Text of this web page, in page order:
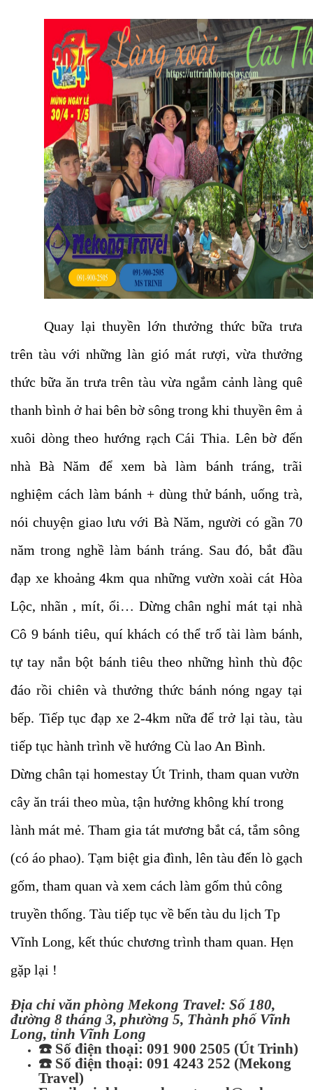
Quay lại thuyền lớn thưởng thức bữa trưa
trên tàu với những làn gió mát rượi, vừa thưởng
thức bữa ăn trưa trên tàu vừa ngắm cảnh làng quê
thanh bình ở hai bên bờ sông trong khi thuyền êm ả
xuôi dòng theo hướng rạch Cái Thia. Lên bờ đến
nhà Bà Năm để xem bà làm bánh tráng, trãi
nghiệm cách làm bánh + dùng thử bánh, uống trà,
nói chuyện giao lưu với Bà Năm, người có gần 70
năm trong nghề làm bánh tráng. Sau đó, bắt đầu
đạp xe khoảng 4km qua những vườn xoài cát Hòa
Lộc, nhãn , mít, ổi… Dừng chân nghỉ mát tại nhà
Cô 9 bánh tiêu, quí khách có thể trổ tài làm bánh,
tự tay nắn bột bánh tiêu theo những hình thù độc
đáo rồi chiên và thưởng thức bánh nóng ngay tại
bếp. Tiếp tục đạp xe 2-4km nữa để trở lại tàu, tàu
tiếp tục hành trình về hướng Cù lao An Bình.
Dừng chân tại homestay Út Trinh, tham quan vườn
cây ăn trái theo mùa, tận hưởng không khí trong
lành mát mẻ. Tham gia tát mương bắt cá, tắm sông
(có áo phao). Tạm biệt gia đình, lên tàu đến lò gạch
gốm, tham quan và xem cách làm gốm thủ công
truyền thống. Tàu tiếp tục về bến tàu du lịch Tp
Vĩnh Long, kết thúc chương trình tham quan. Hẹn
gặp lại !
Địa chỉ văn phòng Mekong Travel: Số 180,
đường 8 tháng 3, phường 5, Thành phố Vĩnh
Long, tỉnh Vĩnh Long
☎️ Số điện thoại: 091 900 2505 (Út Trinh)
☎️ Số điện thoại: 091 4243 252 (Mekong
Travel)